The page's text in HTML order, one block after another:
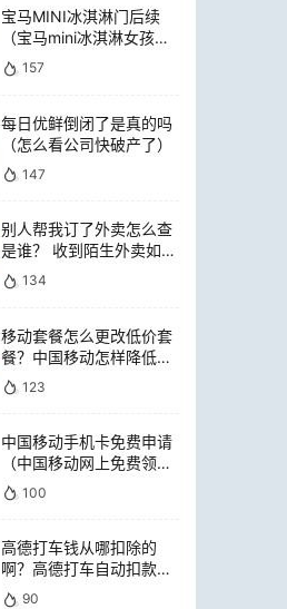
宝马MINI冰淇淋门后续
（宝马mini冰淇淋女孩员
工）157
每日优鲜倒闭了是真的吗
（怎么看公司快破产了）
147
别人帮我订了外卖怎么查
是谁？ 收到陌生外卖如何
查询是谁点的
134
移动套餐怎么更改低价套
餐？中国移动怎样降低套
餐费用
123
中国移动手机卡免费申请
（中国移动网上免费领电
话卡）
100
高德打车钱从哪扣除的
啊？高德打车自动扣款是
扣哪里的钱
90